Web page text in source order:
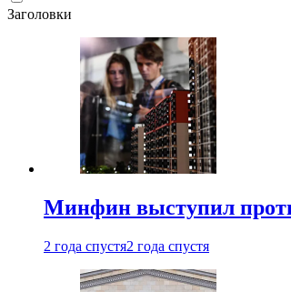
Заголовки
Минфин выступил
2 года спустя2 года спустя